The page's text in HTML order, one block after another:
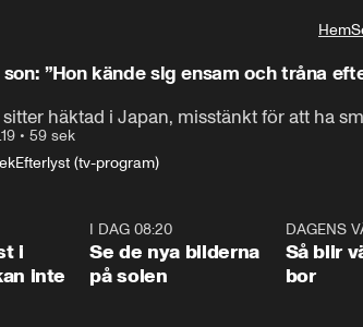
Hem
”Hon kände sig ensam och tråna
häktad i Japan, misstänkt för att ha
• 59 sek
Efterlyst (tv-program)
i
inte
I DAG 08:20
Se de nya bilderna
på solen
DAGENS
Så blir
bor